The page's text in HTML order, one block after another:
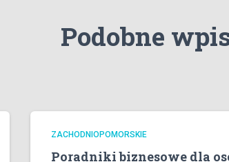
Podobne
ZACHODNIOPOMORSKIE
Poradniki biznesowe dla